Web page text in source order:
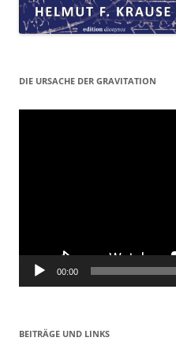
DIE URSACHE DER GRAVITATION
Video-
00:00
BEITRÄGE UND LINKS